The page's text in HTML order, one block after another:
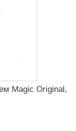
Magic Original,